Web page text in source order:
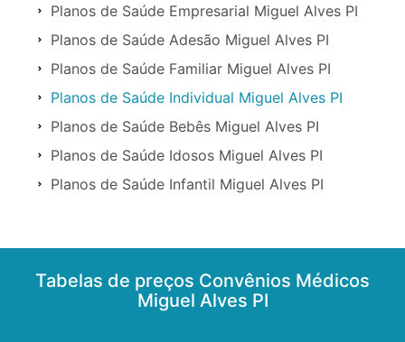
Planos de Saúde Empresarial Miguel Alves PI
Planos de Saúde Adesão Miguel Alves PI
Planos de Saúde Familiar Miguel Alves PI
Planos de Saúde Individual Miguel Alves PI
Planos de Saúde Bebês Miguel Alves PI
Planos de Saúde Idosos Miguel Alves PI
Planos de Saúde Infantil Miguel Alves PI
Tabelas de preços Convênios Médicos
Miguel Alves PI